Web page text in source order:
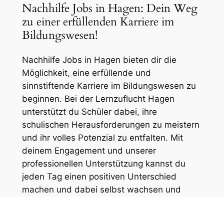
Nachhilfe Jobs in Hagen: Dein Weg
zu einer erfüllenden Karriere im
Bildungswesen!
Nachhilfe Jobs in Hagen bieten dir die
Möglichkeit, eine erfüllende und
sinnstiftende Karriere im Bildungswesen zu
beginnen. Bei der Lernzuflucht Hagen
unterstützt du Schüler dabei, ihre
schulischen Herausforderungen zu meistern
und ihr volles Potenzial zu entfalten. Mit
deinem Engagement und unserer
professionellen Unterstützung kannst du
jeden Tag einen positiven Unterschied
machen und dabei selbst wachsen und